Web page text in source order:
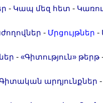
- Կապ մեզ հետ -
- Մրցույթներ -
- «Գիտություն» թերթ
արդյունքներ -